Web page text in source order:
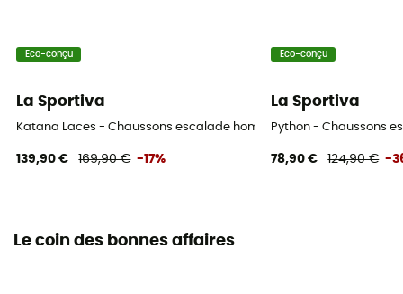
Eco-conçu
La Sportiva
Katana Laces - Chaussons escalade homme
139,90 € 169,90 € -17%
Eco-conçu
La Sportiva
Python - Chaussons
78,90 € 124,90 € -
Le coin des bonnes affaires